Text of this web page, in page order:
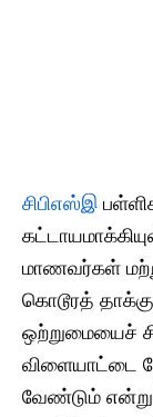
சிபிஎஸ்இ
மாணவர்கள்
கொடூரத்
ஒற்றுமையைச்
விளையாட்டை
வேண்டும்